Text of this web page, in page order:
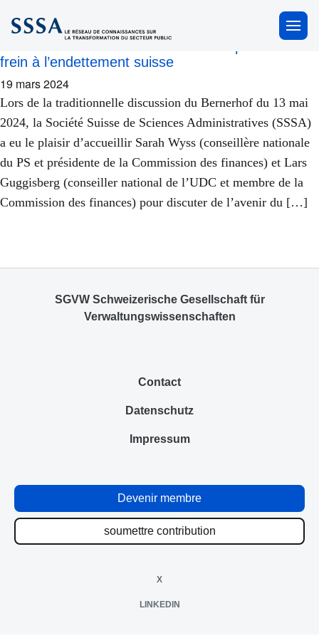
×
frein à l’endettement suisse
19 mars 2024
Lors de la traditionnelle discussion du Bernerhof du 13 mai
2024, la Société Suisse de Sciences Administratives (SSSA)
a eu le plaisir d’accueillir Sarah Wyss (conseillère nationale
du PS et présidente de la Commission des finances) et Lars
Guggisberg (conseiller national de l’UDC et membre de la
Commission des finances) pour discuter de l’avenir du […]
SGVW Schweizerische Gesellschaft für
Verwaltungswissenschaften
Contact
Datenschutz
Impressum
Devenir membre
soumettre contribution
X
LINKEDIN